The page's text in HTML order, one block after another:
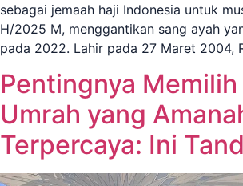
sebagai jemaah haji Indonesia untuk
H/2025 M, menggantikan sang ayah
pada 2022. Lahir pada 27 Maret 2004,
Pentingnya Memilih
Umrah yang
Terpercaya: Ini